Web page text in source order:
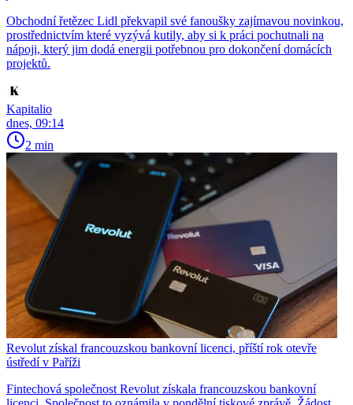
Obchodní řetězec Lidl překvapil své fanoušky zajímavou novinkou,
prostřednictvím které vyzývá kutily, aby si k práci pochutnali na
nápoji, který jim dodá energii potřebnou pro dokončení domácích
projektů.
Kapitalio
dnes, 09:14
2 min
Revolut získal francouzskou bankovní licenci, příští rok otevře
ústředí v Paříži
Fintechová společnost Revolut získala francouzskou bankovní